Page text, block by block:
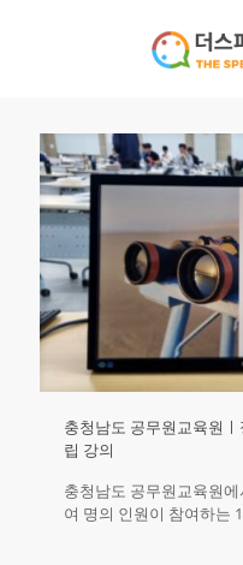
충청남도 공무원교육원
립 강의
충청남도 공무원교육원
여 명의 인원이 참여하는